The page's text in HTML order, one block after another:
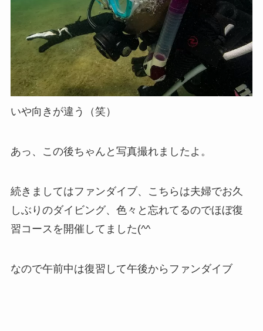
いや向きが違う（笑）
あっ、この後ちゃんと写真撮れましたよ。
続きましてはファンダイブ、こちらは夫婦でお久
しぶりのダイビング、色々と忘れてるのでほぼ復
習コースを開催してました(^^ゞ
なので午前中は復習して午後からファンダイブ